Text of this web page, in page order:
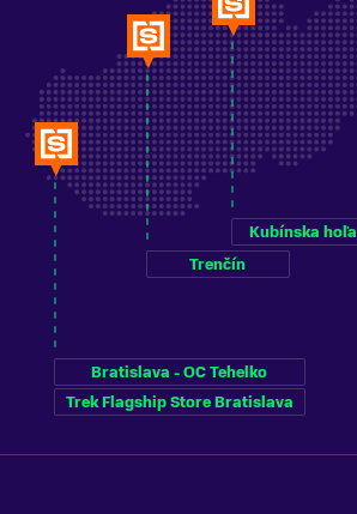
Bratislava - OC Tehelko
Trek Flagship Store Bratislava
Trenčín
Kubínska hoľa